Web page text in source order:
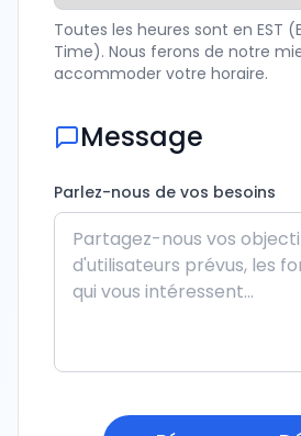
Toutes les heures sont en EST
Time). Nous ferons de notre
accommoder votre horaire.
Message
Parlez-nous de vos besoins